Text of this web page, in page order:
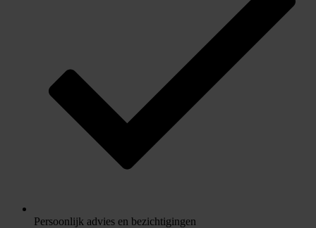
Persoonlijk advies en bezichtigingen